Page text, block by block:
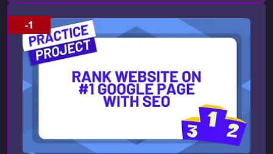
продвигать сайты — свои или клиентские — и
получать прогнозируемые результаты.Как
строится современная SEO-стратегия на 2024–
2025 годыКак проводить глубокий анализ
конкурентовКак с
-1